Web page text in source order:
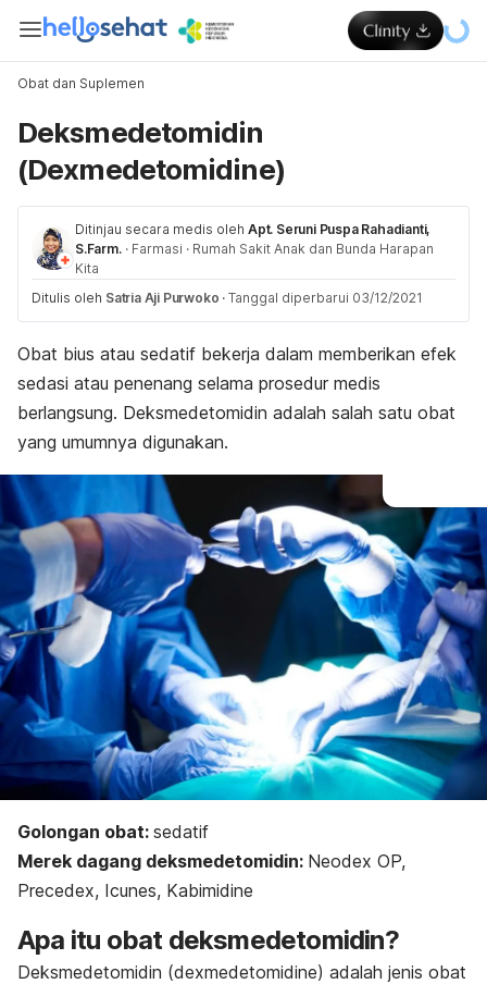
Obat dan Suplemen
Deksmedetomidin
(Dexmedetomidine)
Ditinjau secara medis oleh Apt. Seruni Puspa Rahadianti,
S.Farm. · Farmasi · Rumah Sakit Anak dan Bunda Harapan
Kita
Ditulis oleh Satria Aji Purwoko · Tanggal diperbarui 03/12/2021
Obat bius atau sedatif bekerja dalam memberikan efek
sedasi atau penenang selama prosedur medis
berlangsung. Deksmedetomidin adalah salah satu obat
yang umumnya digunakan.
Golongan obat: sedatif
Merek dagang deksmedetomidin: Neodex OP,
Precedex, Icunes, Kabimidine
Apa itu obat deksmedetomidin?
Deksmedetomidin (dexmedetomidine) adalah jenis obat